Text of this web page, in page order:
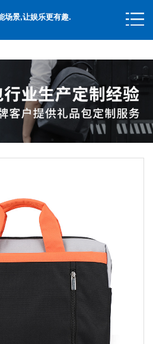
场景,让娱乐更有趣.